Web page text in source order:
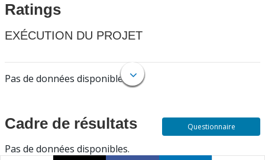
Ratings
EXÉCUTION DU PROJET
Pas de données disponibles.
Cadre de résultats
Pas de données disponibles.
Questionnaire